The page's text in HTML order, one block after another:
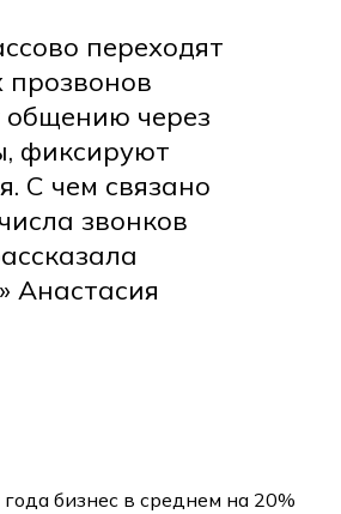
переходят
прозвонов
общению через
фиксируют
С чем связано
звонков
Анастасия
бизнес в среднем на 20%